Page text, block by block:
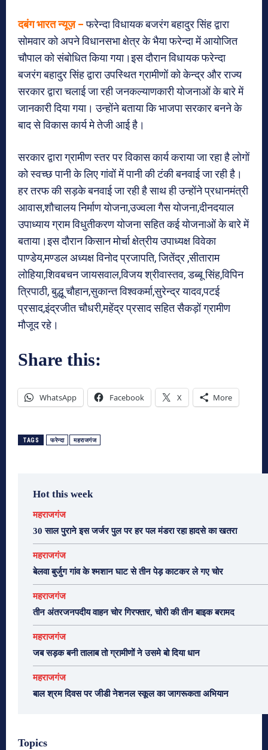
दबंग भारत न्यूज़ –फरेन्दा विधायक बजरंग बहादुर सिंह द्वारा
सोमवार को अपने विधानसभा क्षेत्र के भैया फरेन्दा में आयोजित
चौपाल को संबोधित किया गया।इस दौरान विधायक फरेन्दा
बजरंग बहादुर सिंह द्वारा उपस्थित ग्रामीणों को केन्द्र और राज्य
सरकार द्वारा चलाई जा रही जनकल्याणकारी योजनाओं के बारे में
जानकारी दिया गया। उन्होंने बताया कि भाजपा सरकार बनने के
बाद से विकास कार्य मे तेजी आई है।
सरकार द्वारा ग्रामीण स्तर पर विकास कार्य कराया जा रहा है लोगों
को स्वच्छ पानी के लिए गांवों में पानी की टंकी बनवाई जा रही है।
हर तरफ की सड़के बनवाई जा रही है साथ ही उन्होंने प्रधानमंत्री
आवास,शौचालय निर्माण योजना,उज्वला गैस योजना,दीनदयाल
उपाध्याय ग्राम विधुतीकरण योजना सहित कई योजनाओं के बारे में
बताया।इस दौरान किसान मोर्चा क्षेत्रीय उपाध्यक्ष विवेका
पाण्डेय,मण्डल अध्यक्ष विनोद प्रजापति, जितेंद्र ,सीताराम
लोहिया,शिवबचन जायसवाल,विजय श्रीवास्तव, डब्बू सिंह,विपिन
त्रिपाठी, बुद्धू चौहान,सुकान्त विश्वकर्मा,सुरेन्द्र यादव,पटई
प्रसाद,इंद्रजीत चौधरी,महेंद्र प्रसाद सहित सैकड़ों ग्रामीण
मौजूद रहे।
Share this:
WhatsApp Facebook X More
TAGS फरेन्दा महराजगंज
Hot this week
महराजगंज
30 साल पुराने इस जर्जर पुल पर हर पल मंडरा रहा हादसे का खतरा
महराजगंज
बेलवा बुर्जुग गांव के श्मशान घाट से तीन पेड़ काटकर ले गए चोर
महराजगंज
तीन अंतरजनपदीय वाहन चोर गिरफ्तार, चोरी की तीन बाइक बरामद
महराजगंज
जब सड़क बनी तालाब तो ग्रामीणों ने उसमे बो दिया धान
महराजगंज
बाल श्रम दिवस पर जीडी नेशनल स्कूल का जागरूकता अभियान
Topics